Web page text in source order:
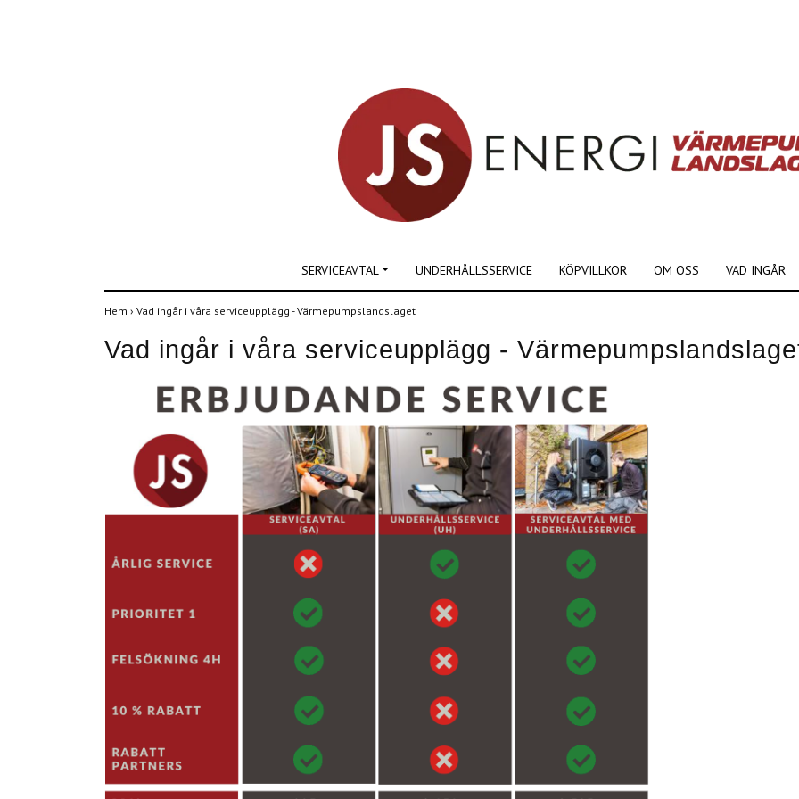
SERVICEAVTAL UNDERHÅLLSSERVICE KÖPVILLKOR OM OSS VAD INGÅR
Hem › Vad ingår i våra serviceupplägg - Värmepumpslandslaget
Vad ingår i våra serviceupplägg -